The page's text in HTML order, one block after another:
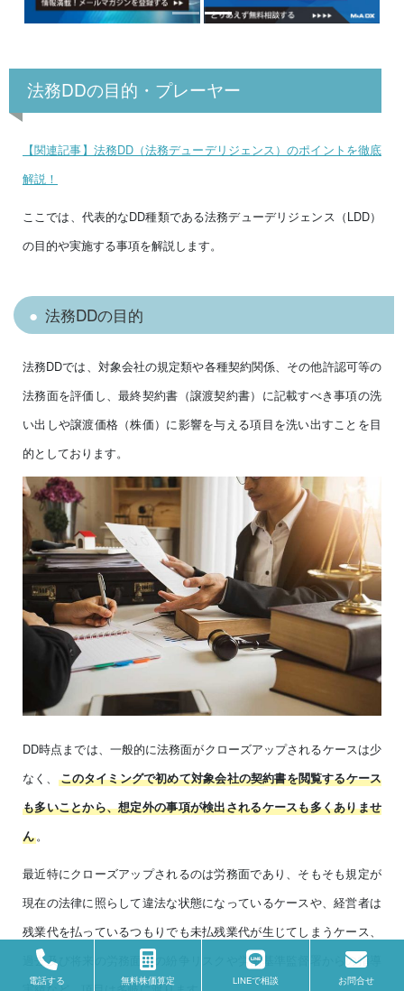
法務DDの目的・プレーヤー
【関連記事】法務DD（法務デューデリジェンス）のポイントを徹底
解説！
ここでは、代表的なDD種類である法務デューデリジェンス（LDD）
の目的や実施する事項を解説します。
法務DDの目的
法務DDでは、対象会社の規定類や各種契約関係、その他許認可等の
法務面を評価し、最終契約書（譲渡契約書）に記載すべき事項の洗
い出しや譲渡価格（株価）に影響を与える項目を洗い出すことを目
的としております。
DD時点までは、一般的に法務面がクローズアップされるケースは少
なく、
このタイミングで初めて対象会社の契約書を閲覧するケース
も多いことから、想定外の事項が検出されるケースも多くありませ
ん。
最近特にクローズアップされるのは労務面であり、そもそも規定が
現在の法律に照らして違法な状態になっているケースや、経営者は
残業代を払っているつもりでも未払残業代が生じてしまうケース、
過去及び将来の労務面での紛争リスクや労働基準監督署からの指導
電話する 無料株価算定 LINEで相談 お問合せ